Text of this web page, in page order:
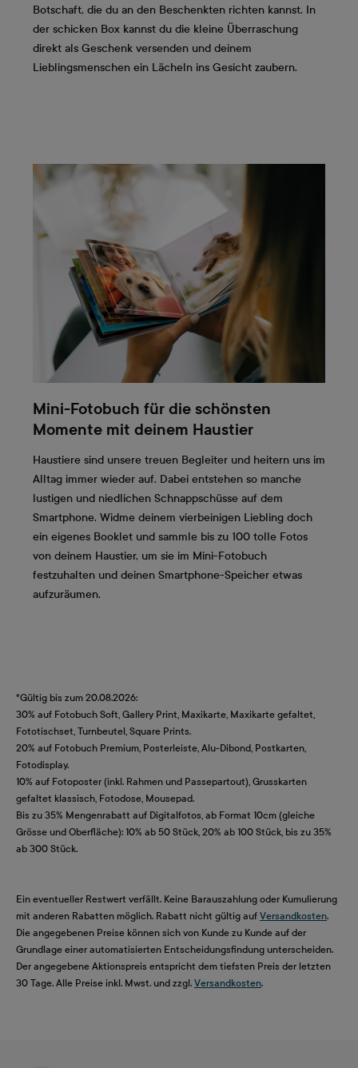
Botschaft, die du an den Beschenkten richten kannst. In
der schicken Box kannst du die kleine Überraschung
direkt als Geschenk versenden und deinem
Lieblingsmenschen ein Lächeln ins Gesicht zaubern.
Mini-Fotobuch für die schönsten
Momente mit deinem Haustier
Haustiere sind unsere treuen Begleiter und heitern uns im
Alltag immer wieder auf. Dabei entstehen so manche
lustigen und niedlichen Schnappschüsse auf dem
Smartphone. Widme deinem vierbeinigen Liebling doch
ein eigenes Booklet und sammle bis zu 100 tolle Fotos
von deinem Haustier, um sie im Mini-Fotobuch
festzuhalten und deinen Smartphone-Speicher etwas
aufzuräumen.
*Gültig bis zum 20.08.2026:
30% auf Fotobuch Soft, Gallery Print, Maxikarte, Maxikarte gefaltet,
Fototischset, Turnbeutel, Square Prints.
20% auf Fotobuch Premium, Posterleiste, Alu-Dibond, Postkarten,
Fotodisplay.
10% auf Fotoposter (inkl. Rahmen und Passepartout), Grusskarten
gefaltet klassisch, Fotodose, Mousepad.
Bis zu 35% Mengenrabatt auf Digitalfotos, ab Format 10cm (gleiche
Grösse und Oberfläche): 10% ab 50 Stück, 20% ab 100 Stück, bis zu 35%
ab 300 Stück.
Ein eventueller Restwert verfällt. Keine Barauszahlung oder Kumulierung
mit anderen Rabatten möglich. Rabatt nicht gültig auf Versandkosten.
Die angegebenen Preise können sich von Kunde zu Kunde auf der
Grundlage einer automatisierten Entscheidungsfindung unterscheiden.
Der angegebene Aktionspreis entspricht dem tiefsten Preis der letzten
30 Tage. Alle Preise inkl. Mwst. und zzgl. Versandkosten.